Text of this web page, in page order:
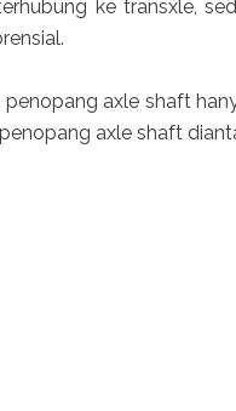
ke transxle,
penopang axle shaft
axle shaft